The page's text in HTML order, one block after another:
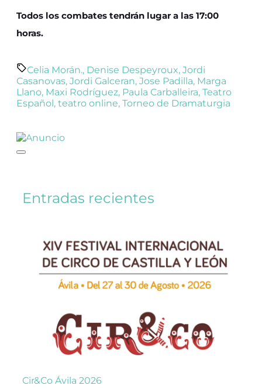
Todos los combates tendrán lugar a las 17:00
horas.
Celia Morán., Denise Despeyroux, Jordi
Casanovas, Jordi Galceran, Jose Padilla, Marga
Llano, Maxi Rodríguez, Paula Carballeira, Teatro
Español, teatro online, Torneo de Dramaturgia
Entradas recientes
Cir&Co Ávila 2026